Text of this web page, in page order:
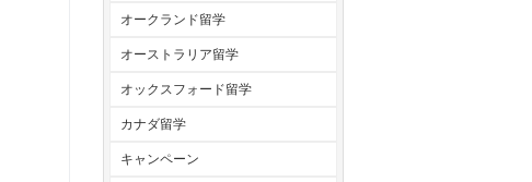
オークランド留学
オーストラリア留学
オックスフォード留学
カナダ留学
キャンペーン